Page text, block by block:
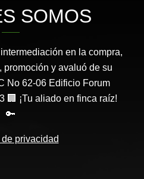
SOMOS
en la compra,
promoción y avaluó de su
No 62-06 Edificio Forum
🏢 ¡Tu aliado en finca raíz!
🔑
privacidad